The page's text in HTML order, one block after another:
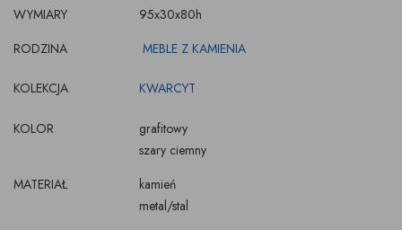
WYMIARY
95x30x80h
RODZINA
MEBLE Z KAMIENIA
KOLEKCJA KWARCYT
KOLOR
grafitowy
szary ciemny
MATERIAŁ
kamień
metal/stal